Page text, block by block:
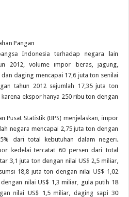
Pangan
Indonesia terhadap negara lain
2012, volume impor beras, jagung,
daging mencapai 17,6 juta ton senilai
tahun 2012 sejumlah 17,35 juta ton
ekspor hanya 250 ribu ton dengan
Pusat Statistik (BPS) menjelaskan, impor
negara mencapai 2,75 juta ton dengan
dari total kebutuhan dalam negeri.
kedelai tercatat 60 persen dari total
3,1 juta ton dengan nilai US$ 2,5 miliar,
18,8 juta ton dengan nilai US$ 1,02
nilai US$ 1,3 miliar, gula putih 18
nilai US$ 1,5 miliar, daging sapi 30